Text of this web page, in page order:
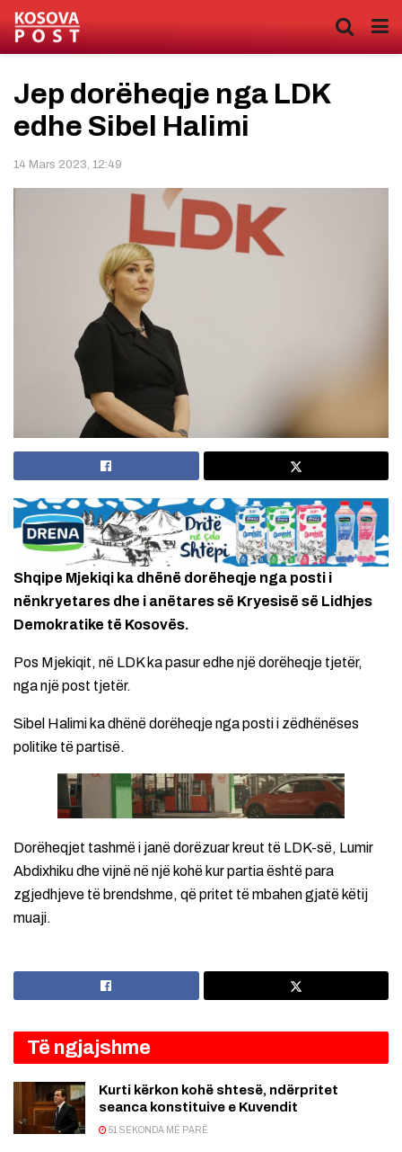
Jep dorëheqje nga LDK
edhe Sibel Halimi
14 Mars 2023, 12:49
Shqipe Mjekiqi ka dhënë dorëheqje nga posti i
nënkryetares dhe i anëtares së Kryesisë së Lidhjes
Demokratike të Kosovës.
Pos Mjekiqit, në LDK ka pasur edhe një dorëheqje tjetër,
nga një post tjetër.
Sibel Halimi ka dhënë dorëheqje nga posti i zëdhënëses
politike të partisë.
Dorëheqjet tashmë i janë dorëzuar kreut të LDK-së, Lumir
Abdixhiku dhe vijnë në një kohë kur partia është para
zgjedhjeve të brendshme, që pritet të mbahen gjatë këtij
muaji.
Të ngjajshme
Kurti kërkon kohë shtesë, ndërpritet
seanca konstituive e Kuvendit
51 SEKONDA MË PARË